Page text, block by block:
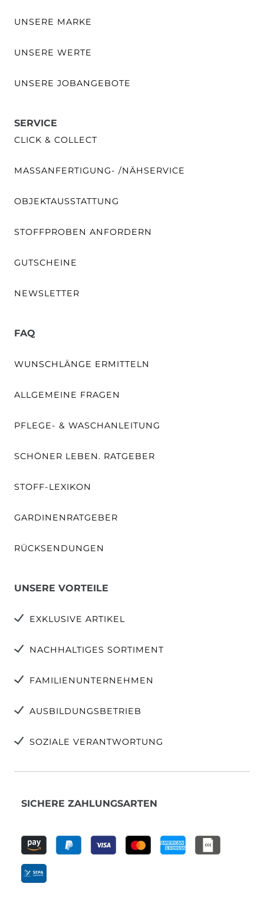
UNSERE MARKE
UNSERE WERTE
UNSERE JOBANGEBOTE
SERVICE
CLICK & COLLECT
MASSANFERTIGUNG- /NÄHSERVICE
OBJEKTAUSSTATTUNG
STOFFPROBEN ANFORDERN
GUTSCHEINE
NEWSLETTER
FAQ
WUNSCHLÄNGE ERMITTELN
ALLGEMEINE FRAGEN
PFLEGE- & WASCHANLEITUNG
SCHÖNER LEBEN. RATGEBER
STOFF-LEXIKON
GARDINENRATGEBER
RÜCKSENDUNGEN
UNSERE VORTEILE
EXKLUSIVE ARTIKEL
NACHHALTIGES SORTIMENT
FAMILIENUNTERNEHMEN
AUSBILDUNGSBETRIEB
SOZIALE VERANTWORTUNG
SICHERE ZAHLUNGSARTEN